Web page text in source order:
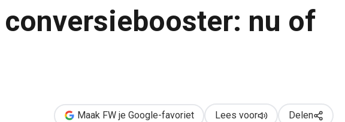
nu of
Maak FW je Google-favoriet Lees voor Delen